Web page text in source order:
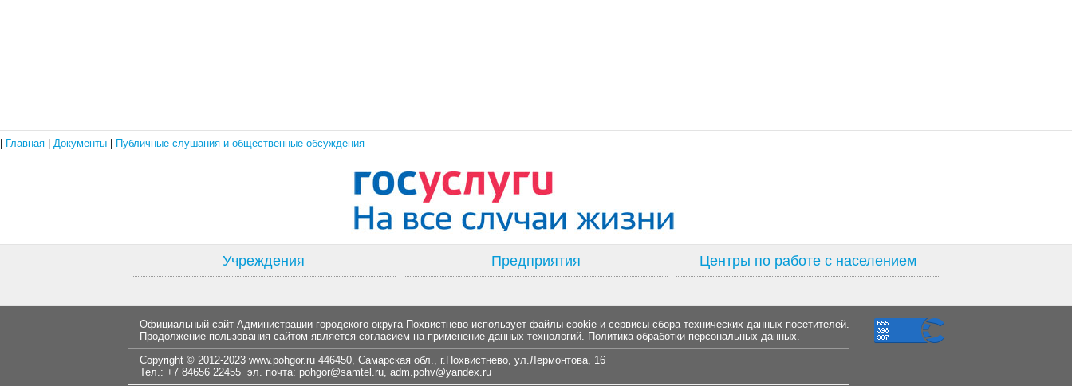
Главная Документы Публичные слушания и общественные обсуждения
Учреждения Предприятия Центры по работе с населением
Официальный сайт Администрации городского округа Похвистнево использует файлы cookie и сервисы сбора технических данных посетителей.
Продолжение пользования сайтом является согласием на применение данных технологий. Политика обработки персональных данных.
Copyright © 2012-2023 www.pohgor.ru 446450, Самарская обл., г.Похвистнево, ул.Лермонтова, 16
Тел.: +7 84656 22455 эл. почта: pohgor@samtel.ru, adm.pohv@yandex.ru